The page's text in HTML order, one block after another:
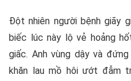
Đột nhiên người bệnh giãy
biếc lúc này lộ vẻ hoảng
giấc. Anh vùng dậy và
khăn lau mồ hôi ướt đẫm